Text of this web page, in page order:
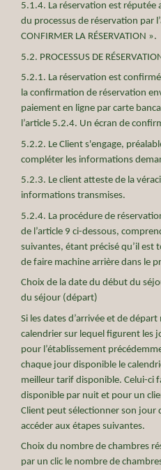
5.1.4. La réservation est réputée
du processus de réservation par
CONFIRMER LA RÉSERVATION ».
5.2. PROCESSUS DE
5.2.1. La réservation est
la confirmation de réservation
paiement en ligne par carte
l’article 5.2.4. Un écran de
5.2.2. Le Client s'engage,
compléter les informations
5.2.3. Le client atteste de la
informations transmises.
5.2.4. La procédure de
de l’article 9 ci-dessous,
suivantes, étant précisé qu’il est
de faire machine arrière dans le
Choix de la date du début du
du séjour (départ)
Si les dates d’arrivée et de
calendrier sur lequel figurent les
pour l’établissement
chaque jour disponible le
meilleur tarif disponible. Celui-ci
disponible par nuit et pour un
Client peut sélectionner son jour
accéder aux étapes suivantes.
Choix du nombre de chambres
par un clic le nombre de